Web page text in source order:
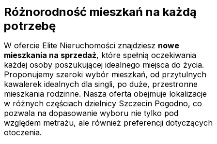
Różnorodność mieszkań na każdą
potrzebę
W ofercie Elite Nieruchomości znajdziesz nowe
mieszkania na sprzedaż, które spełnią oczekiwania
każdej osoby poszukującej idealnego miejsca do życia.
Proponujemy szeroki wybór mieszkań, od przytulnych
kawalerek idealnych dla singli, po duże, przestronne
mieszkania rodzinne. Nasza oferta obejmuje lokalizacje
w różnych częściach dzielnicy Szczecin Pogodno, co
pozwala na dopasowanie wyboru nie tylko pod
względem metrażu, ale również preferencji dotyczących
otoczenia.